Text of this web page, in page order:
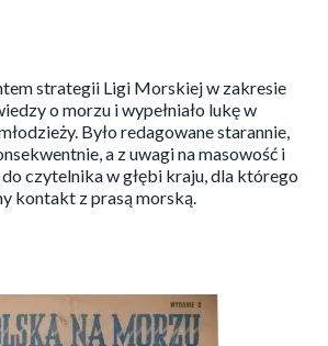
strategii Ligi Morskiej w zakresie
o morzu i wypełniało lukę w
Było redagowane starannie,
a z uwagi na masowość i
czytelnika w głębi kraju, dla którego
kontakt z prasą morską.